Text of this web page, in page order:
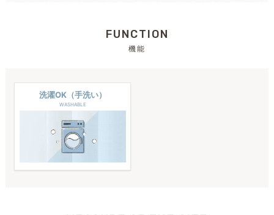
FUNCTION
機能
洗濯OK（手洗い）
WASHABLE